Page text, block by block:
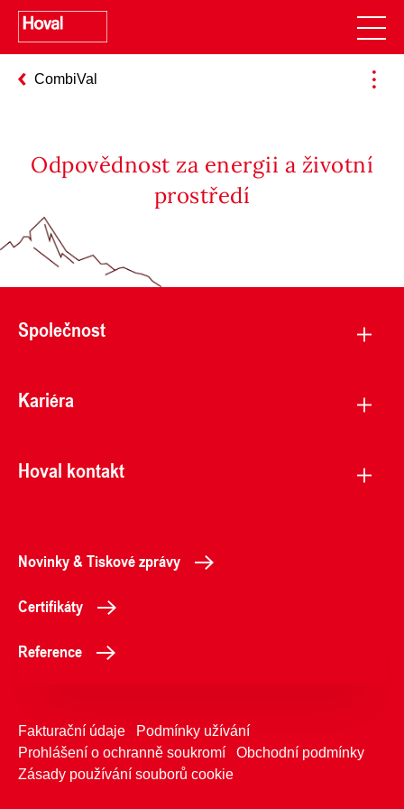
CombiVal
Odpovědnost za energii a životní
prostředí
Společnost
Kariéra
Hoval kontakt
Novinky & Tiskové zprávy
Certifikáty
Reference
Fakturační údaje
Podmínky užívání
Prohlášení o ochranně soukromí
Obchodní podmínky
Zásady používání souborů cookie